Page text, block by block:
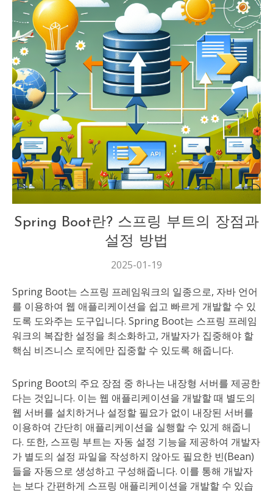
스프링프레임워크
Spring Boot란? 스프링 부트의 장점과
설정 방법
2025-01-19
Spring Boot는 스프링 프레임워크의 일종으로, 자바 언어
를 이용하여 웹 애플리케이션을 쉽고 빠르게 개발할 수 있
도록 도와주는 도구입니다. Spring Boot는 스프링 프레임
워크의 복잡한 설정을 최소화하고, 개발자가 집중해야 할
핵심 비즈니스 로직에만 집중할 수 있도록 해줍니다.
Spring Boot의 주요 장점 중 하나는 내장형 서버를 제공한
다는 것입니다. 이는 웹 애플리케이션을 개발할 때 별도의
웹 서버를 설치하거나 설정할 필요가 없이 내장된 서버를
이용하여 간단히 애플리케이션을 실행할 수 있게 해줍니
다. 또한, 스프링 부트는 자동 설정 기능을 제공하여 개발자
가 별도의 설정 파일을 작성하지 않아도 필요한 빈(Bean)
들을 자동으로 생성하고 구성해줍니다. 이를 통해 개발자
는 보다 간편하게 스프링 애플리케이션을 개발할 수 있습